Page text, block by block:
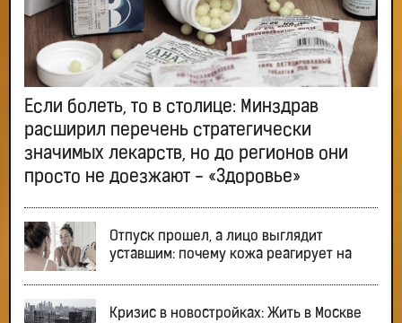
Если болеть, то в столице: Минздрав
расширил перечень стратегически
значимых лекарств, но до регионов они
просто не доезжают - «Здоровье»
Отпуск прошел, а лицо выглядит
уставшим: почему кожа реагирует на
Кризис в новостройках: Жить в Москве